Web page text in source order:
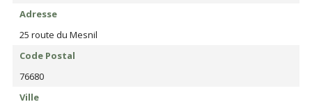
Adresse
25 route du Mesnil
Code Postal
76680
Ville